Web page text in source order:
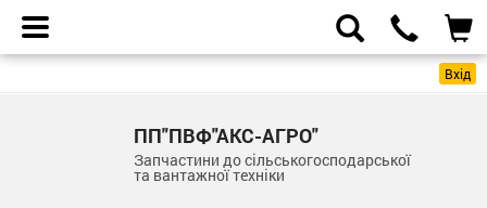
Вхід
ПП"ПВФ"АКС-АГРО"
Запчастини до сільськогосподарської
та вантажної техніки